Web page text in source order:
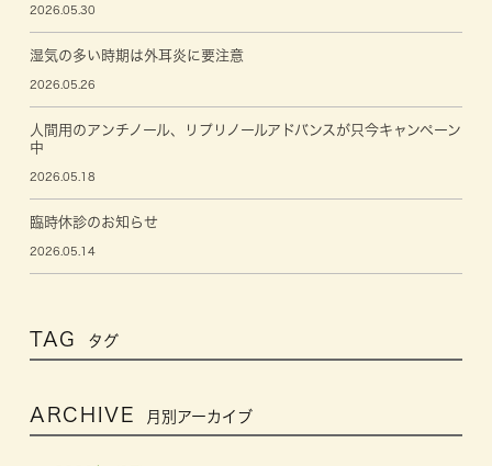
2026.05.30
湿気の多い時期は外耳炎に要注意
2026.05.26
人間用のアンチノール、リプリノールアドバンスが只今キャンペーン
中
2026.05.18
臨時休診のお知らせ
2026.05.14
TAG タグ
ARCHIVE 月別アーカイブ